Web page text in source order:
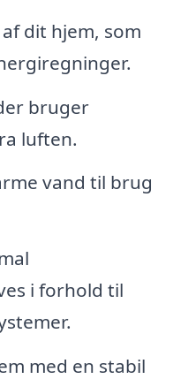
dit hjem, som
bruger
luften.
vand til brug
i forhold til
med en stabil